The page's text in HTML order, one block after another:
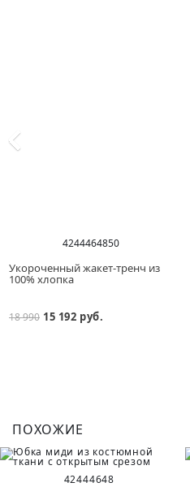
4244464850
Укороченный жакет-тренч из
100% хлопка
18 990 15 192 руб.
ПОХОЖИЕ
42444648